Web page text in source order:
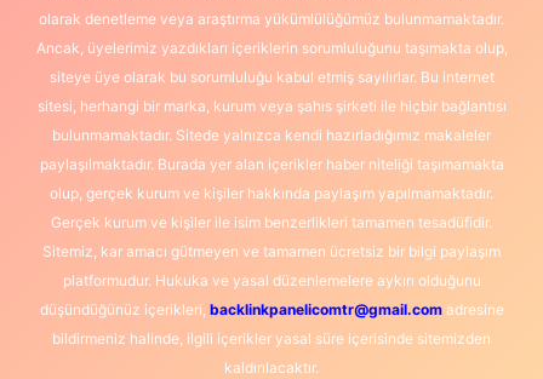
olarak denetleme veya araştırma yükümlülüğümüz bulunmamaktadır.
Ancak, üyelerimiz yazdıkları içeriklerin sorumluluğunu taşımakta olup,
siteye üye olarak bu sorumluluğu kabul etmiş sayılırlar. Bu internet
sitesi, herhangi bir marka, kurum veya şahıs şirketi ile hiçbir bağlantısı
bulunmamaktadır. Sitede yalnızca kendi hazırladığımız makaleler
paylaşılmaktadır. Burada yer alan içerikler haber niteliği taşımamakta
olup, gerçek kurum ve kişiler hakkında paylaşım yapılmamaktadır.
Gerçek kurum ve kişiler ile isim benzerlikleri tamamen tesadüfidir.
Sitemiz, kar amacı gütmeyen ve tamamen ücretsiz bir bilgi paylaşım
platformudur. Hukuka ve yasal düzenlemelere aykırı olduğunu
düşündüğünüz içerikleri, backlinkpanelicomtr@gmail.comadresine
bildirmeniz halinde, ilgili içerikler yasal süre içerisinde sitemizden
kaldırılacaktır.